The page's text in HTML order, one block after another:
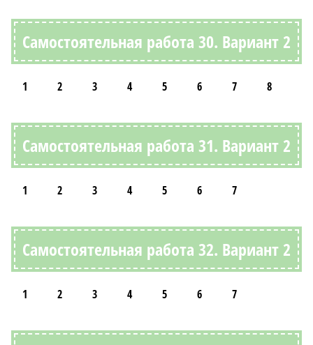
Самостоятельная работа 30. Вариант 2
1 2 3 4 5 6 7 8
Самостоятельная работа 31. Вариант 2
1 2 3 4 5 6 7
Самостоятельная работа 32. Вариант 2
1 2 3 4 5 6 7